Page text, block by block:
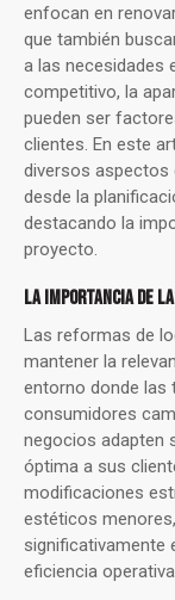
enfocan en
que también
a las necesidades
competitivo, la
pueden ser
clientes. En este
diversos aspectos
desde la
destacando la
proyecto.
LA IMPORTANCIA DE
Las reformas de
mantener la
entorno donde las
consumidores
negocios adapten
óptima a sus
modificaciones
estéticos
significativamente
eficiencia